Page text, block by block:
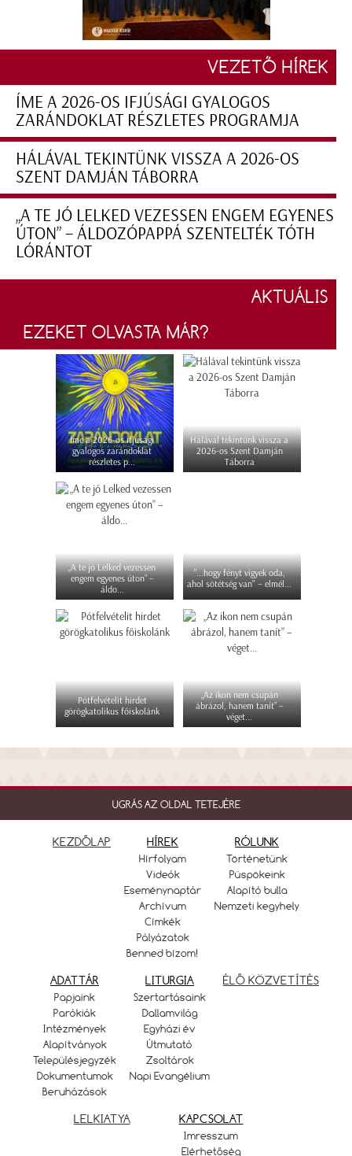
VEZETŐ HÍREK
ÍME A 2026-OS IFJÚSÁGI GYALOGOS
ZARÁNDOKLAT RÉSZLETES PROGRAMJA
HÁLÁVAL TEKINTÜNK VISSZA A 2026-OS
SZENT DAMJÁN TÁBORRA
„A TE JÓ LELKED VEZESSEN ENGEM EGYENES
ÚTON” – ÁLDOZÓPAPPÁ SZENTELTÉK TÓTH
LÓRÁNTOT
AKTUÁLIS
EZEKET OLVASTA MÁR?
Íme a 2026-os ifjúsági
gyalogos zarándoklat
részletes p...
Hálával tekintünk vissza a
2026-os Szent Damján
Táborra
„A te jó Lelked vezessen
engem egyenes úton” –
áldo...
"...hogy fényt vigyek oda,
ahol sötétség van" – elmél...
Pótfelvételit hirdet
görögkatolikus főiskolánk
„Az ikon nem csupán
ábrázol, hanem tanít” –
véget...
UGRÁS AZ OLDAL TETEJÉRE
KEZDŐLAP HÍREK
Hírfolyam
Videók
Eseménynaptár
Archívum
Címkék
Pályázatok
Benned bízom!
RÓLUNK
Történetünk
Püspökeink
Alapító bulla
Nemzeti kegyhely
ADATTÁR
Papjaink
Parókiák
Intézmények
Alapítványok
Településjegyzék
Dokumentumok
Beruházások
LITURGIA
Szertartásaink
Dallamvilág
Egyházi év
Útmutató
Zsoltárok
Napi Evangélium
ÉLŐ KÖZVETÍTÉS
LELKIATYA KAPCSOLAT
Imresszum
Elérhetőség